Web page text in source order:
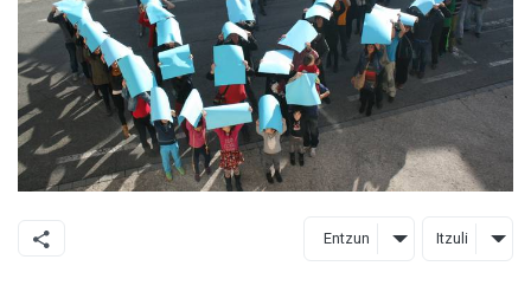
Entzun Itzuli